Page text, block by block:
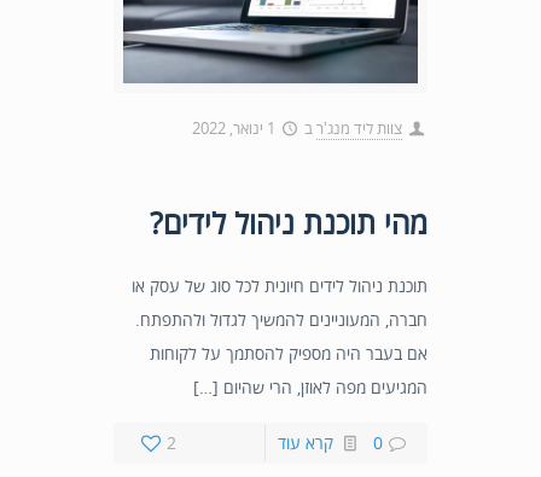
צוות ליד מנג'רב 1 ינואר, 2022
מהי תוכנת ניהול לידים?
תוכנת ניהול לידים חיונית לכל סוג של עסק או
חברה, המעוניינים להמשיך לגדול ולהתפתח.
אם בעבר היה מספיק להסתמך על לקוחות
המגיעים מפה לאוזן, הרי שהיום […]
2 0 קרא עוד